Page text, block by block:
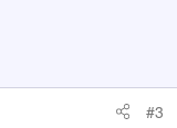
#3